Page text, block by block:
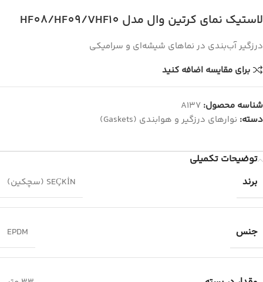
لاستیک نمای کرتین وال مدل HF08/HF09/VHF10
درزگیر آب‌بندی در نماهای شیشه‌ای و سرامیکی
برای مقایسه اضافه کنید
شناسه محصول: A137
دسته: نوارهای درزگیر و هوابندی (Gaskets)
توضیحات تکمیلی
برند
SEÇKİN (سچکین)
جنس EPDM